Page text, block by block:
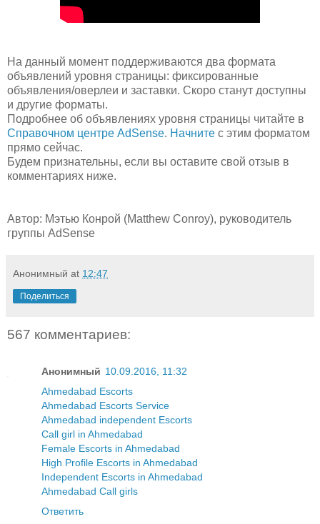
На данный момент поддерживаются два формата
объявлений уровня страницы: фиксированные
объявления/оверлеи и заставки. Скоро станут доступны
и другие форматы.
Подробнее об объявлениях уровня страницы читайте в
Справочном центре AdSense. Начните с этим форматом
прямо сейчас.
Будем признательны, если вы оставите свой отзыв в
комментариях ниже.
Автор: Мэтью Конрой (Matthew Conroy), руководитель
группы AdSense
Анонимный at 12:47
Поделиться
567 комментариев:
Анонимный 10.09.2016, 11:32
Ahmedabad Escorts
Ahmedabad Escorts Service
Ahmedabad independent Escorts
Call girl in Ahmedabad
Female Escorts in Ahmedabad
High Profile Escorts in Ahmedabad
Independent Escorts in Ahmedabad
Ahmedabad Call girls
Ответить